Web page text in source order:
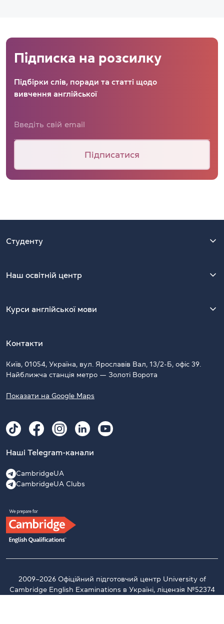
Підписка на розсилку
Підбірки слів, поради та статті щодо
вивчення англійської
Підписатися
Студенту
Наш освітній центр
Курси англійської мови
Контакти
Київ, 01054, Україна, вул. Ярославів Вал, 13/2-Б, офіс 39.
Найближча станція метро — Золоті Ворота
Показати на Google Maps
Наші Telegram-канали
CambridgeUA
CambridgeUA Clubs
2009–2026 Офіційний підготовчий центр University of
Cambridge English Examinations в Україні, ліцензія №52374